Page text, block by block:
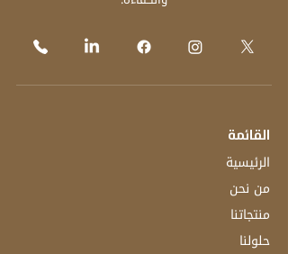
القائمة
الرئيسية
من نحن
منتجاتنا
حلولنا